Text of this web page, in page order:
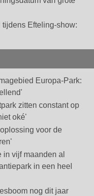
Efteling-show:
Europa-Park:
zitten constant op
oké'
voor de
vijf maanden al
in een heel
nog dit jaar